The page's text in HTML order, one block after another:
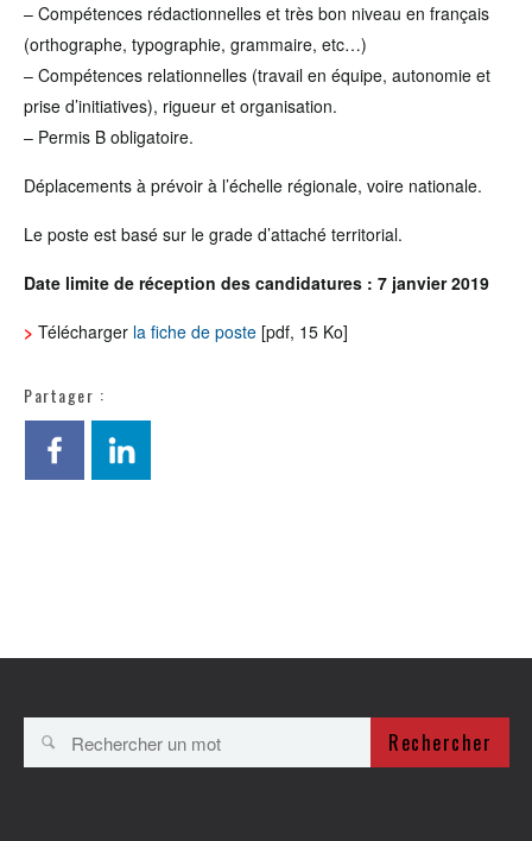
– Compétences rédactionnelles et très bon niveau en français
(orthographe, typographie, grammaire, etc…)
– Compétences relationnelles (travail en équipe, autonomie et
prise d’initiatives), rigueur et organisation.
– Permis B obligatoire.
Déplacements à prévoir à l’échelle régionale, voire nationale.
Le poste est basé sur le grade d’attaché territorial.
Date limite de réception des candidatures : 7 janvier 2019
> Télécharger la fiche de poste [pdf, 15 Ko]
Partager :
Rechercher